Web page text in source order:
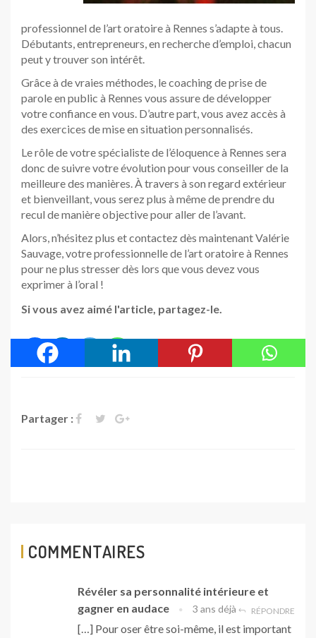
professionnel de l’art oratoire à Rennes s’adapte à tous.
Débutants, entrepreneurs, en recherche d’emploi, chacun
peut y trouver son intérêt.
Grâce à de vraies méthodes, le coaching de prise de
parole en public à Rennes vous assure de développer
votre confiance en vous. D’autre part, vous avez accès à
des exercices de mise en situation personnalisés.
Le rôle de votre spécialiste de l’éloquence à Rennes sera
donc de suivre votre évolution pour vous conseiller de la
meilleure des manières. À travers à son regard extérieur
et bienveillant, vous serez plus à même de prendre du
recul de manière objective pour aller de l’avant.
Alors, n’hésitez plus et contactez dès maintenant Valérie
Sauvage, votre professionnelle de l’art oratoire à Rennes
pour ne plus stresser dès lors que vous devez vous
exprimer à l’oral !
Si vous avez aimé l'article, partagez-le.
Partager :
COMMENTAIRES
Révéler sa personnalité intérieure et
gagner en audace
3 ans déjà RÉPONDRE
[…] Pour oser être soi-même, il est important